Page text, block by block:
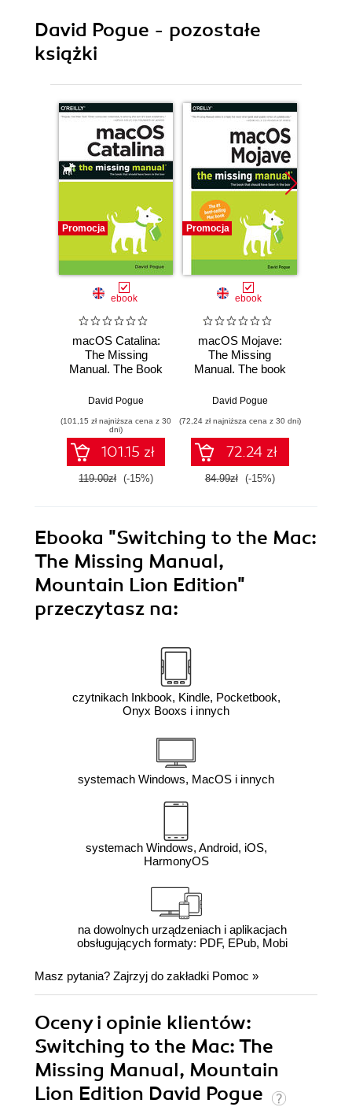
David Pogue - pozostałe
książki
Promocja
ebook
macOS Catalina:
The Missing
Manual. The Book
Been in the Box
David Pogue
(101,15 zł najniższa cena z 30
dni)
101.15 zł
119.00zł (-15%)
Promocja
ebook
macOS Mojave:
The Missing
Manual. The book
been in the box
David Pogue
(72,24 zł najniższa cena z 30 dni)
72.24 zł
84.99zł (-15%)
Ebooka "Switching to the Mac:
The Missing Manual,
Mountain Lion Edition"
przeczytasz na:
czytnikach Inkbook, Kindle, Pocketbook,
Onyx Booxs i innych
systemach Windows, MacOS i innych
systemach Windows, Android, iOS,
HarmonyOS
na dowolnych urządzeniach i aplikacjach
obsługujących formaty: PDF, EPub, Mobi
Masz pytania? Zajrzyj do zakładki Pomoc »
Oceny i opinie klientów:
Switching to the Mac: The
Missing Manual, Mountain
Lion Edition David Pogue